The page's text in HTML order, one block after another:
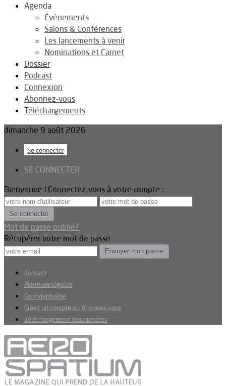
Agenda
Événements
Salons & Conférences
Les lancements à venir
Nominations et Carnet
Dossier
Podcast
Connexion
Abonnez-vous
Téléchargements
dimanche 9 août 2026
Se connecter
SE CONNECTER
Bienvenue ! Connectez-vous à votre compte :
Mot de passe oublié?
Récupérer votre mot de passe
Contact
Mentions légales
Confidentialité
Créez un compte ou Abonnez-vous
Téléchargement des numéros